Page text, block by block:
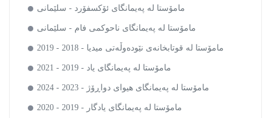
مامۆستا لە پەیمانگای ئۆکسفۆرد - سلێمانی
مامۆستا لە پەیمانگای ناحوکمی فام - سلێمانی
مامۆستا لە قوتابخانەی نێودەوڵەتی میدیا - 2018 - 2019
مامۆستا لە پەیمانگای یاد - 2019 - 2021
مامۆستا لە پەیمانگای هیوای دواڕۆژ - 2023 - 2024
مامۆستا لە پەیمانگای یادگار - 2019 - 2020